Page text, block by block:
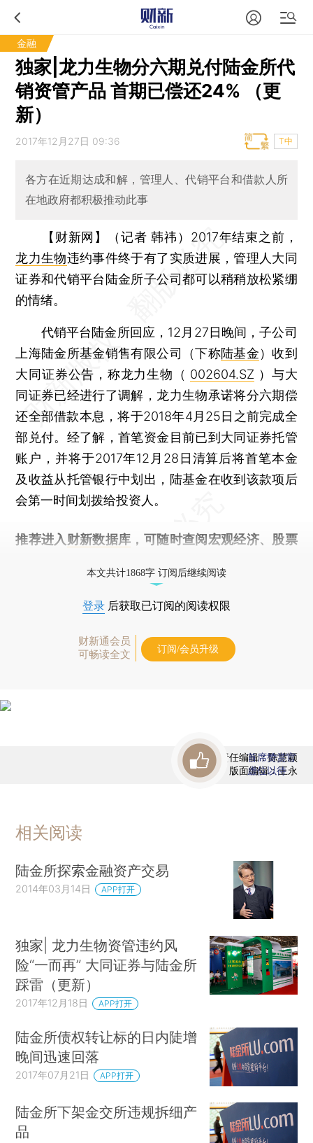
金融
独家|龙力生物分六期兑付陆金所代
销资管产品 首期已偿还24% （更
新）
2017年12月27日 09:36 T中
各方在近期达成和解，管理人、代销平台和借款人所
在地政府都积极推动此事
【财新网】（记者 韩祎） 2017年结束之前，
龙力生物违约事件终于有了实质进展，管理人大同
证券和代销平台陆金所子公司都可以稍稍放松紧绷
的情绪。
代销平台陆金所回应，12月27日晚间，子公司
上海陆金所基金销售有限公司（下称陆基金）收到
大同证券公告，称龙力生物（ 002604.SZ ）与大
同证券已经进行了调解，龙力生物承诺将分六期偿
还全部借款本息，将于2018年4月25日之前完成全
部兑付。经了解，首笔资金目前已到大同证券托管
账户，并将于2017年12月28日清算后将首笔本金
及收益从托管银行中划出，陆基金在收到该款项后
会第一时间划拨给投资人。
推荐进入 财新数据库 ，可随时查阅宏观经济、股票
本文共计1868字 订阅后继续阅读
登录 后获取已订阅的阅读权限
财新通会员
可畅读全文
订阅/会员升级
责任编辑：陈慧颖
版面编辑：王永
首席赞赏官
虚位以待
相关阅读
陆金所探索金融资产交易
2014年03月14日 APP打开
独家| 龙力生物资管违约风
险“一而再” 大同证券与陆金所
踩雷（更新）
2017年12月18日 APP打开
陆金所债权转让标的日内陡增
晚间迅速回落
2017年07月21日 APP打开
陆金所下架金交所违规拆细产
品